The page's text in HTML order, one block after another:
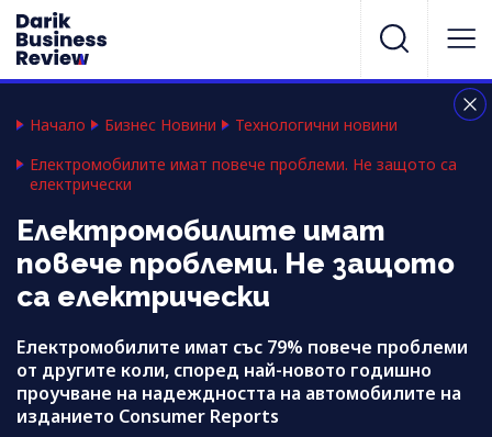
Начало Бизнес Новини
Технологични новини
Електромобилите имат повече проблеми. Не защото са
електрически
Електромобилите имат
повече проблеми. Не защото
са електрически
Електромобилите имат със 79% повече проблеми
от другите коли, според най-новото годишно
проучване на надеждността на автомобилите на
изданието Consumer Reports